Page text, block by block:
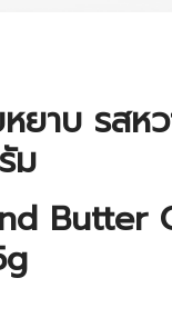
ยาบ รสห
ม
Butter